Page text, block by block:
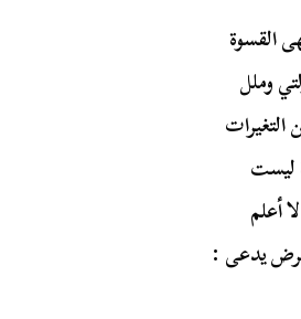
القسوة
وملل
ليست
أعلم
يدعى :